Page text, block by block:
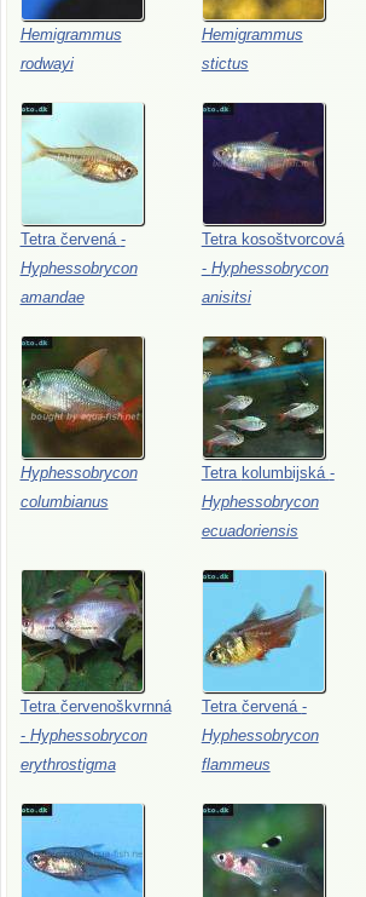
Hemigrammus
rodwayi
Hemigrammus
stictus
Tetra červená -
Hyphessobrycon
amandae
Tetra kosoštvorcová
- Hyphessobrycon
anisitsi
Hyphessobrycon
columbianus
Tetra kolumbijská -
Hyphessobrycon
ecuadoriensis
Tetra červenoškvrnná
- Hyphessobrycon
erythrostigma
Tetra červená -
Hyphessobrycon
flammeus